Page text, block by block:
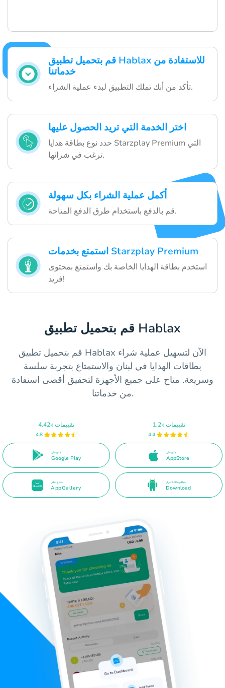
قم بتحميل تطبيق Hablax للاستفادة من
خدماتنا
تأكد من أنك تملك التطبيق لبدء عملية الشراء.
اختر الخدمة التي تريد الحصول عليها
حدد نوع بطاقة هدايا Starzplay Premium التي
ترغب في شرائها.
أكمل عملية الشراء بكل سهولة
قم بالدفع باستخدام طرق الدفع المتاحة.
استمتع بخدمات Starzplay Premium
استخدم بطاقة الهدايا الخاصة بك واستمتع بمحتوى
فريد!
قم بتحميل تطبيق Hablax
قم بتحميل تطبيق Hablax الآن لتسهيل عملية شراء
بطاقات الهدايا في لبنان والاستمتاع بتجربة سلسة
وسريعة. متاح على جميع الأجهزة لتحقيق أقصى استفادة
من خدماتنا.
4.42k تقييمات
4.8
متاح على
Google Play
1.2k تقييمات
4.4
متاح على
AppStore
متاح على
AppGallery
تنزيل APK مباشرة
Download